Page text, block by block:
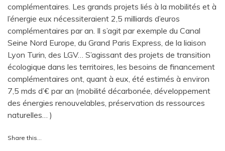
complémentaires. Les grands projets liés à la mobilités et à
l’énergie eux nécessiteraient 2,5 milliards d’euros
complémentaires par an. Il s’agit par exemple du Canal
Seine Nord Europe, du Grand Paris Express, de la liaison
Lyon Turin, des LGV… S’agissant des projets de transition
écologique dans les territoires, les besoins de financement
complémentaires ont, quant à eux, été estimés à environ
7,5 mds d’€ par an (mobilité décarbonée, développement
des énergies renouvelables, préservation ds ressources
naturelles… )
Share this…